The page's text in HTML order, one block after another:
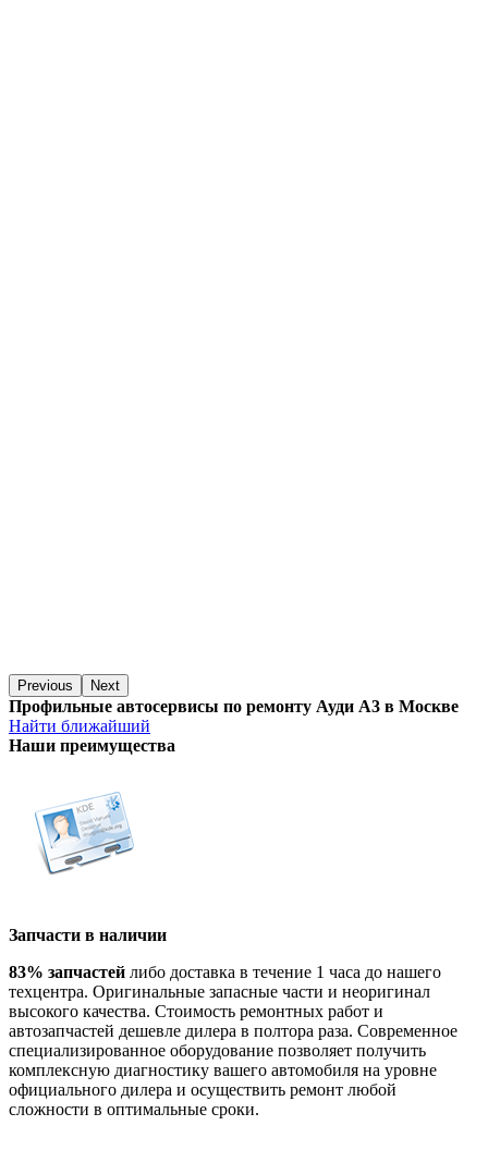
Previous Next
Профильные автосервисы по ремонту Ауди А3 в Москве
Найти ближайший
Наши преимущества
Запчасти в наличии
83% запчастей либо доставка в течение 1 часа до нашего
техцентра. Оригинальные запасные части и неоригинал
высокого качества. Стоимость ремонтных работ и
автозапчастей дешевле дилера в полтора раза. Современное
специализированное оборудование позволяет получить
комплексную диагностику вашего автомобиля на уровне
официального дилера и осуществить ремонт любой
сложности в оптимальные сроки.